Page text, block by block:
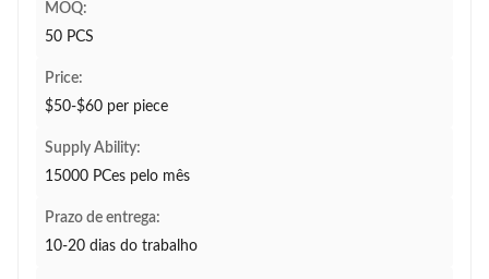
MOQ:
50 PCS
Price:
$50-$60 per piece
Supply Ability:
15000 PCes pelo mês
Prazo de entrega:
10-20 dias do trabalho